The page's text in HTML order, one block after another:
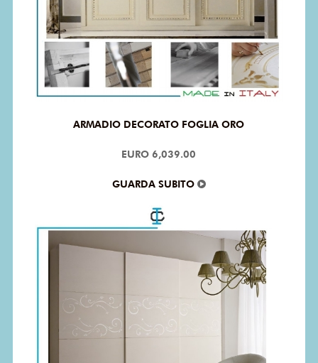
ARMADIO DECORATO FOGLIA ORO
EURO 6,039.00
GUARDA SUBITO